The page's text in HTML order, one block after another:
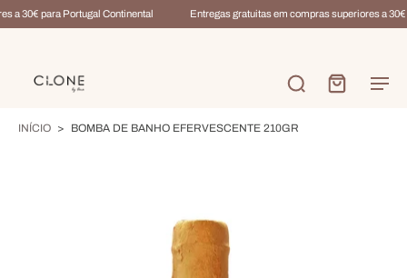
a 30€ para Portugal Continental Entregas gratuitas em compras superiores a 30€
INÍCIO > BOMBA DE BANHO EFERVESCENTE 210GR